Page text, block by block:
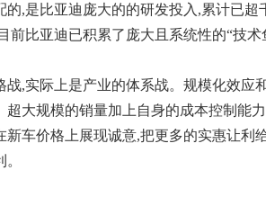
的,是比亚迪庞大的的研发投入,累计已超
前比亚迪已积累了庞大且系统性的“技术
战,实际上是产业的体系战。规模化效应
超大规模的销量加上自身的成本控制能
新车价格上展现诚意,把更多的实惠让利